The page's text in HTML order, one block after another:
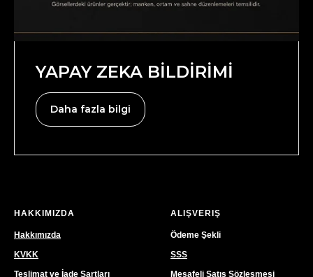
YAPAY ZEKA BİLDİRİMİ
Daha fazla bilgi
HAKKIMIZDA
Hakkımızda
KVKK
Teslimat ve İade Şartları
ALIŞVERIŞ
Ödeme Şekli
SSS
Mesafeli Satış Sözleşmesi